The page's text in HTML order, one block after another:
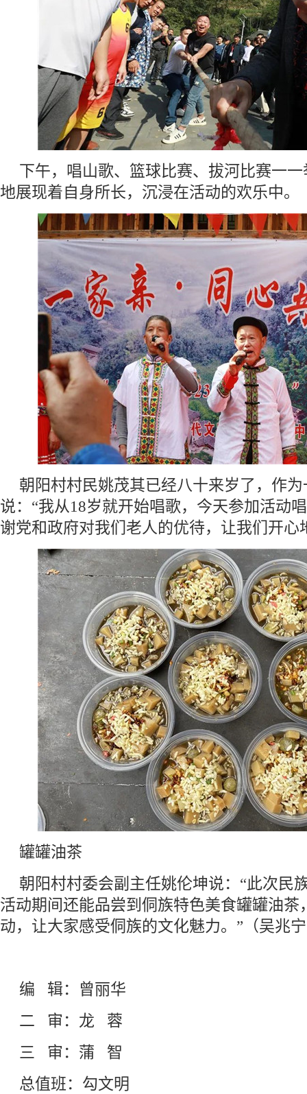
下午，唱山歌、篮球比赛、拔河比赛一
地展现着自身所长，沉浸在活动的欢乐中
朝阳村村民姚茂其已经八十来岁了，作
说：“我从18岁就开始唱歌，今天参加活动
谢党和政府对我们老人的优待，让我们开心
罐罐油茶
朝阳村村委会副主任姚伦坤说：“此次民
活动期间还能品尝到侗族特色美食罐罐油茶
动，让大家感受侗族的文化魅力。”（吴兆
编 辑：曾丽华
二 审：龙 蓉
三 审：蒲 智
总值班：勾文明